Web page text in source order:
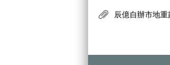
辰億自辦市地